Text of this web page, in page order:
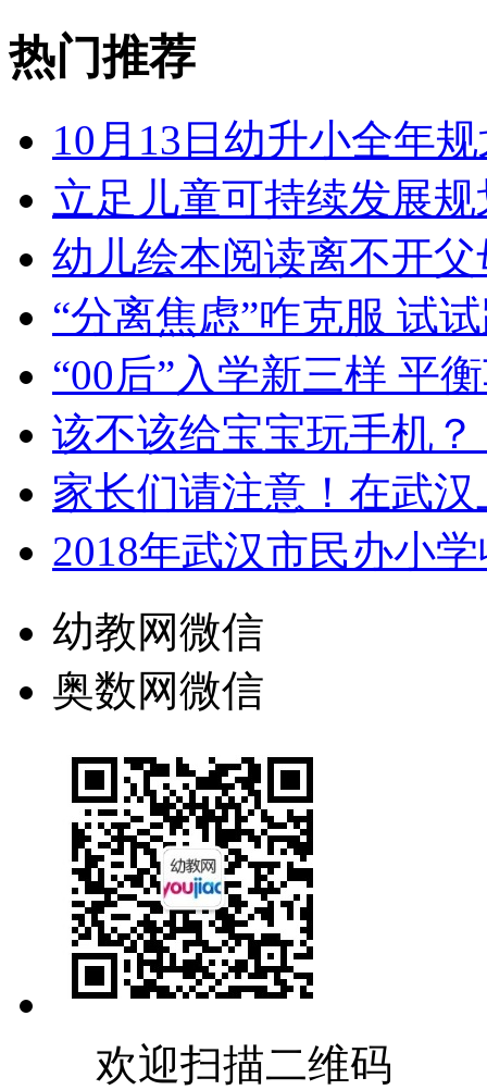
热门推荐
10月13日幼升小全年
立足儿童可持续发展
幼儿绘本阅读离不开
“分离焦虑”咋克服 试
“00后”入学新三样 平
该不该给宝宝玩手机
家长们请注意！在武
2018年武汉市民办小
幼教网微信
奥数网微信
欢迎扫描二维码